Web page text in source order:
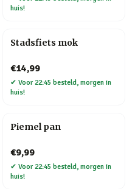
huis!
Stadsfiets mok
€14,99
✔ Voor 22:45 besteld, morgen in
huis!
Piemel pan
€9,99
✔ Voor 22:45 besteld, morgen in
huis!